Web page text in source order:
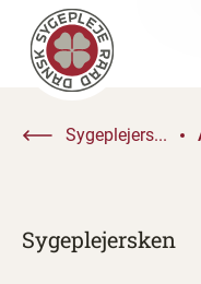
Sygeplejers...
Sygeplejersken